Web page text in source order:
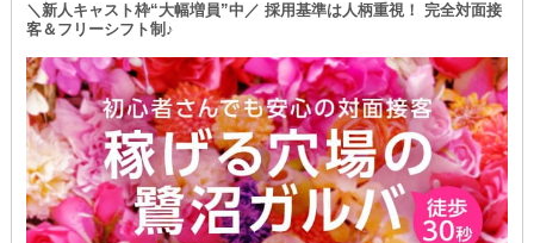
《体入は複数回可能》なので実際の雰囲気や客層が
自分に合っているかどうか確かめてから入店を決めてみてください
ね★
＼新人キャスト枠“大幅増員”中／ 採用基準は人柄重視！ 完全対面接
客＆フリーシフト制♪